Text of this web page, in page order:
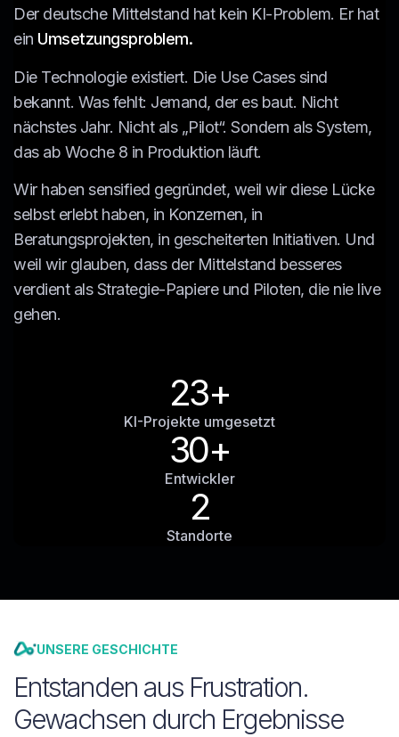
Der deutsche Mittelstand hat kein KI-Problem. Er hat
ein Umsetzungsproblem.
Die Technologie existiert. Die Use Cases sind
bekannt. Was fehlt: Jemand, der es baut. Nicht
nächstes Jahr. Nicht als „Pilot“. Sondern als System,
das ab Woche 8 in Produktion läuft.
Wir haben sensified gegründet, weil wir diese Lücke
selbst erlebt haben, in Konzernen, in
Beratungsprojekten, in gescheiterten Initiativen. Und
weil wir glauben, dass der Mittelstand besseres
verdient als Strategie-Papiere und Piloten, die nie live
gehen.
KI-Projekte umgesetzt
23+
Entwickler
30+
Standorte
2
UNSERE GESCHICHTE
Entstanden aus Frustration.
Gewachsen durch Ergebnisse